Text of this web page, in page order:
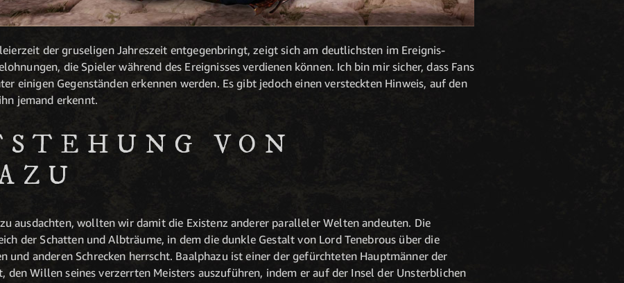
der gruseligen Jahreszeit entgegenbringt, zeigt sich am deutlichsten im Ereignis-
die Spieler während des Ereignisses verdienen können. Ich bin mir sicher, dass Fans
einigen Gegenständen erkennen werden. Es gibt jedoch einen versteckten Hinweis, auf den
jemand erkennt.
VON
ausdachten, wollten wir damit die Existenz anderer paralleler Welten andeuten. Die
der Schatten und Albträume, in dem die dunkle Gestalt von Lord Tenebrous über die
und anderen Schrecken herrscht. Baalphazu ist einer der gefürchteten Hauptmänner der
Willen seines verzerrten Meisters auszuführen, indem er auf der Insel der Unsterblichen